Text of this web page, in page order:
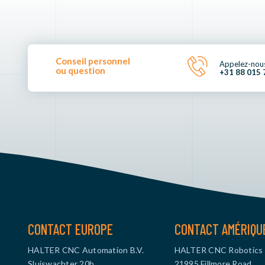
Conseil personnel
ou question
Appelez-
+31 88 015
CONTACT EUROPE
HALTER CNC Automation B.V.
CONTACT
HALTER CNC Robotics